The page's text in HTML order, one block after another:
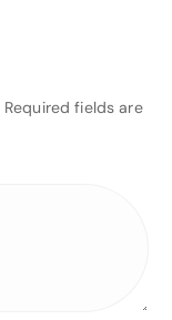
Required fields are